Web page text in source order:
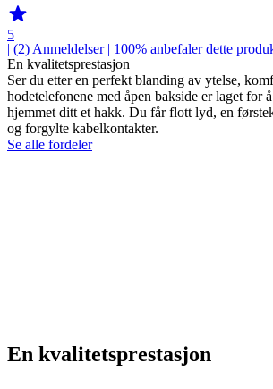
5
| (2) Anmeldelser| 100% anbefaler dette
En kvalitetsprestasjon
Ser du etter en perfekt blanding av ytelse,
hodetelefonene med åpen bakside er laget for
hjemmet ditt et hakk. Du får flott lyd, en
og forgylte kabelkontakter.
Se alle fordeler
En kvalitetsprestasjon